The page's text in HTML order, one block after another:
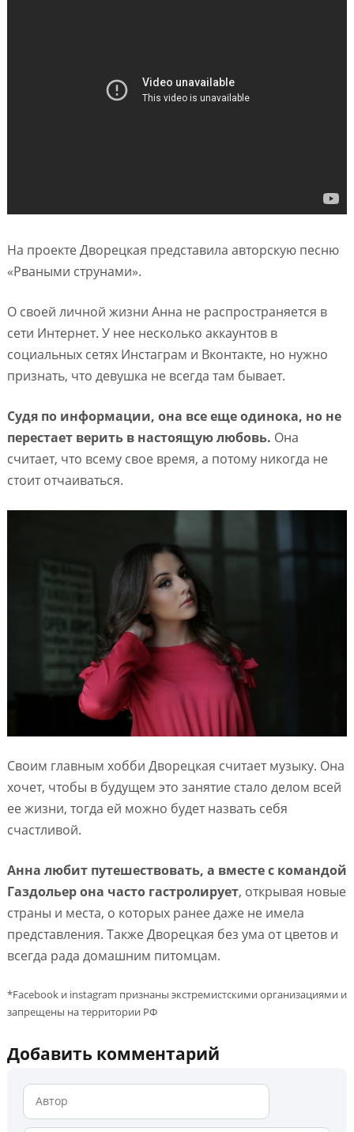
На проекте Дворецкая представила авторскую песню
«Рваными струнами».
О своей личной жизни Анна не распространяется в
сети Интернет. У нее несколько аккаунтов в
социальных сетях Инстаграм и Вконтакте, но нужно
признать, что девушка не всегда там бывает.
Судя по информации, она все еще одинока, но не
перестает верить в настоящую любовь. Она
считает, что всему свое время, а потому никогда не
стоит отчаиваться.
Своим главным хобби Дворецкая считает музыку. Она
хочет, чтобы в будущем это занятие стало делом всей
ее жизни, тогда ей можно будет назвать себя
счастливой.
Анна любит путешествовать, а вместе с командой
Газдольер она часто гастролирует, открывая новые
страны и места, о которых ранее даже не имела
представления. Также Дворецкая без ума от цветов и
всегда рада домашним питомцам.
*Facebook и instagram признаны экстремистскими организациями и
запрещены на территории РФ
Добавить комментарий